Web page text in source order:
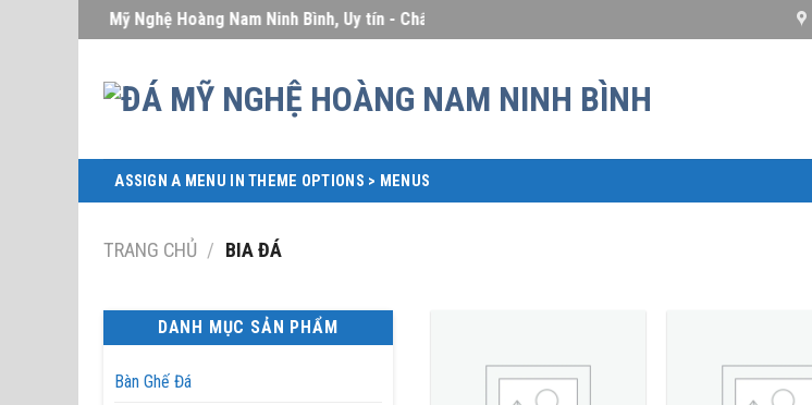
to
Đá Mỹ Nghệ Hoàng Nam Ninh Bình, Uy tín - Chất lượng - Giá cạnh tranh!
ASSIGN A MENU IN THEME OPTIONS > MENUS
TRANG CHỦ / BIA ĐÁ
DANH MỤC SẢN PHẨM
Bàn Ghế Đá